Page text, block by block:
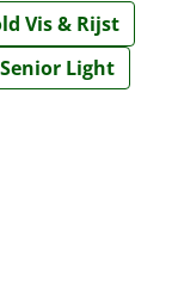
Vis & Rijst
Light
gewenste